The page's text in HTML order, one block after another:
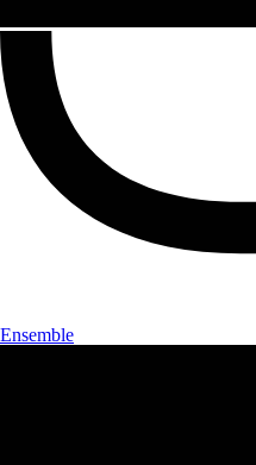
Ensemble